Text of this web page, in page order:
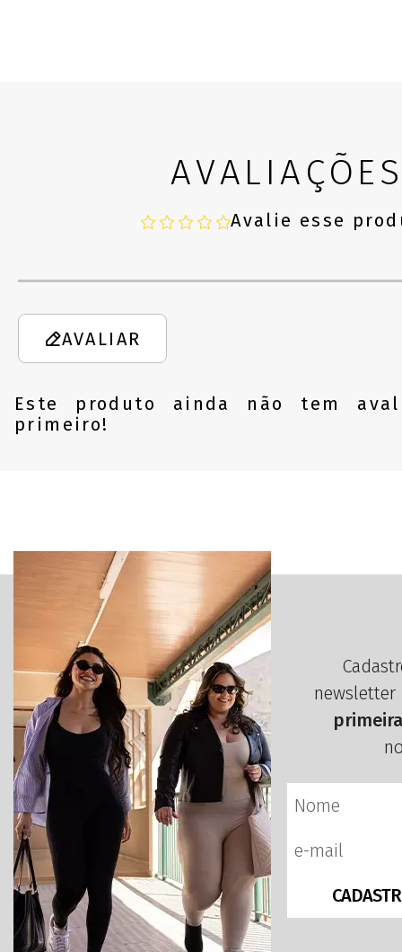
Avalie esse
AVALIAR
Este produto ainda não tem
primeiro!